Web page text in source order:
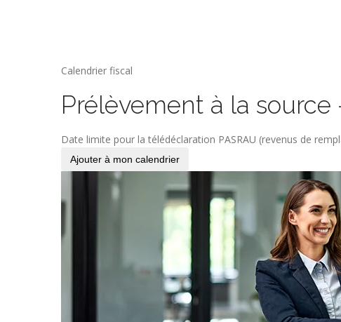
Calendrier fiscal
Prélèvement à la source
Date limite pour la télédéclaration PASRAU (revenus de
Ajouter à mon calendrier